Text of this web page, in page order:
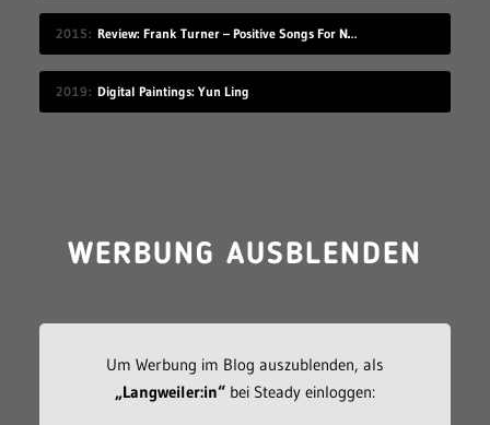
2015 Review: Frank Turner – Positive Songs For Negative People
2019 Digital Paintings: Yun Ling
WERBUNG AUSBLENDEN
Um Werbung im Blog auszublenden, als
„Langweiler:in“bei Steady einloggen: